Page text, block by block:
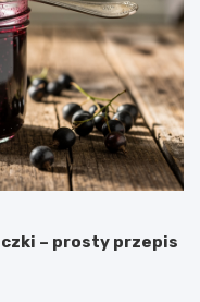
– prosty przepis